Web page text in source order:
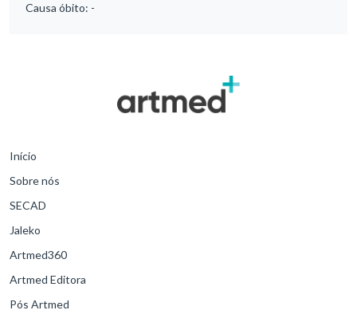
Causa óbito: -
Início
Sobre nós
SECAD
Jaleko
Artmed360
Artmed Editora
Pós Artmed